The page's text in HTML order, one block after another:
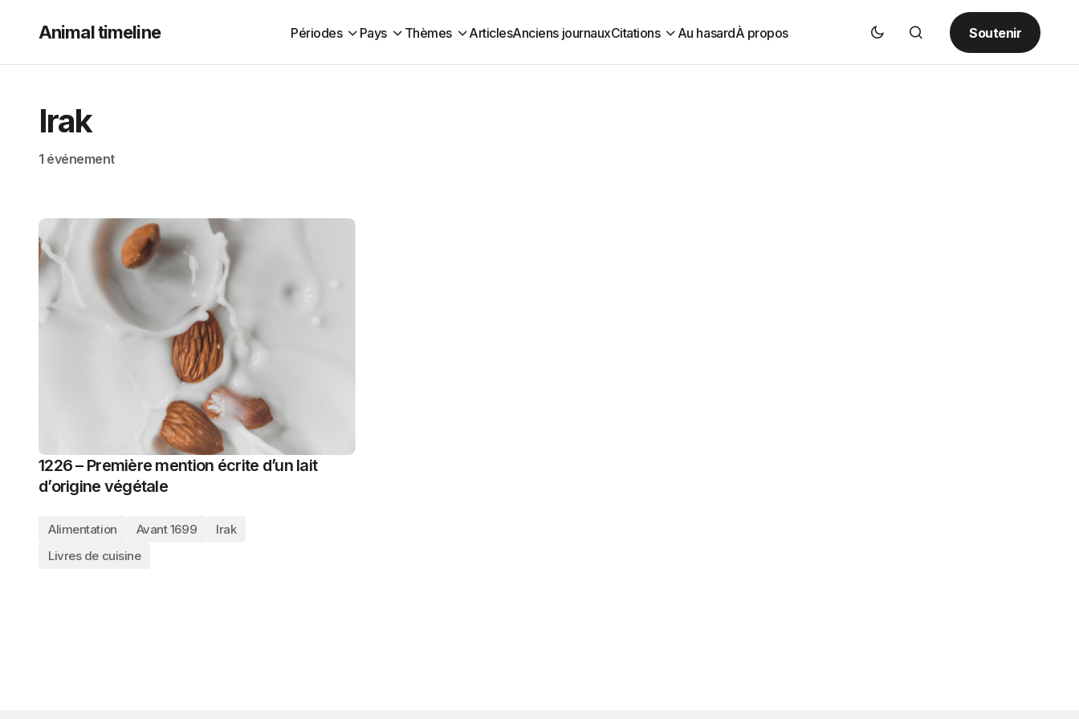
Animal timeline Périodes Pays Thèmes ArticlesAnciens journauxCitations Au hasardÀ propos Soutenir
Irak
1 événement
1226 – Première mention écrite d’un lait
d’origine végétale
Alimentation Avant 1699
Irak
Livres de cuisine